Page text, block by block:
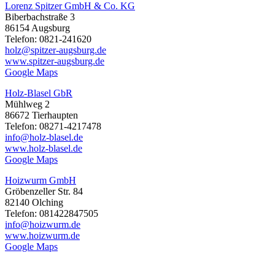
Lorenz Spitzer GmbH & Co. KG
Biberbachstraße 3
86154 Augsburg
Telefon: 0821-241620
holz@spitzer-augsburg.de
www.spitzer-augsburg.de
Google Maps
Holz-Blasel GbR
Mühlweg 2
86672 Tierhaupten
Telefon: 08271-4217478
info@holz-blasel.de
www.holz-blasel.de
Google Maps
Hoizwurm GmbH
Gröbenzeller Str. 84
82140 Olching
Telefon: 081422847505
info@hoizwurm.de
www.hoizwurm.de
Google Maps